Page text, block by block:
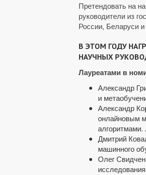
Претендовать на
руководители из
России, Беларуси
В ЭТОМ ГОДУ
НАУЧНЫХ
Лауреатами в
Александр
и
Александр
онлайновым
алгоритмами.
Дмитрий
машинного
Олег